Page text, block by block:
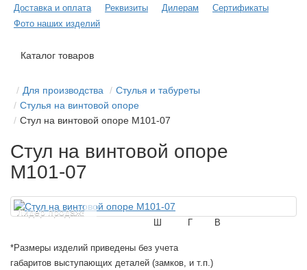
Доставка и оплата Реквизиты Дилерам
Сертификаты
Фото наших изделий
Каталог товаров
Для производства
Стулья и табуреты
Стулья на винтовой опоре
Стул на винтовой опоре М101-07
Стул на винтовой опоре
М101-07
Лидер продаж!
Ш В
Г
*Размеры изделий приведены без учета
габаритов выступающих деталей (замков, и т.п.)